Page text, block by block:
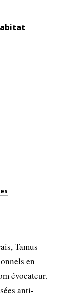
Tamus
en
évocateur.
anti-